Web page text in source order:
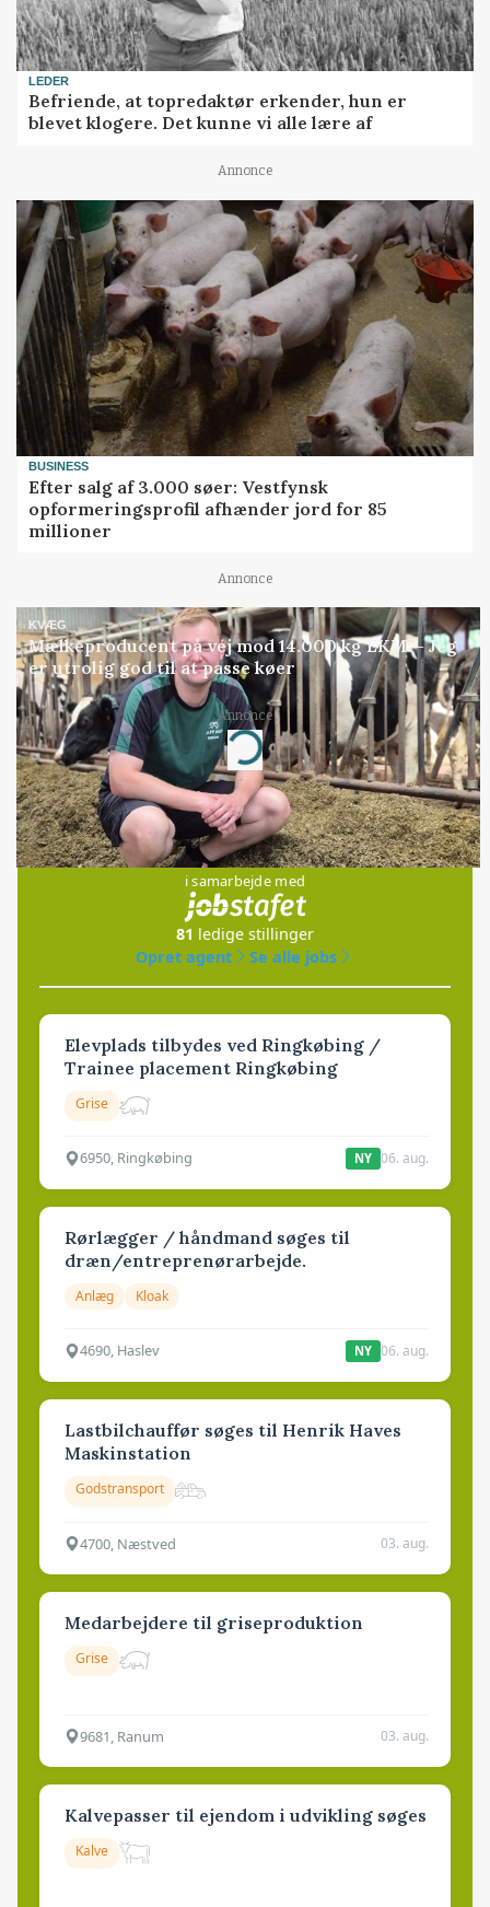
LEDER
Befriende, at topredaktør erkender, hun er
blevet klogere. Det kunne vi alle lære af
Annonce
BUSINESS
Efter salg af 3.000 søer: Vestfynsk
opformeringsprofil afhænder jord for 85
millioner
Annonce
KVÆG
Mælkeproducent på vej mod 14.000 kg EKM: - Jeg
er utrolig god til at passe køer
Annonce
Loading...
Jobs
i samarbejde med
81 ledige stillinger
Opret agent
Se alle jobs
Elevplads tilbydes ved Ringkøbing /
Trainee placement Ringkøbing
Grise
6950, Ringkøbing NY 06. aug.
Rørlægger / håndmand søges til
dræn/entreprenørarbejde.
Anlæg Kloak
4690, Haslev NY 06. aug.
Lastbilchauffør søges til Henrik Haves
Maskinstation
Godstransport
4700, Næstved 03. aug.
Medarbejdere til griseproduktion
Grise
9681, Ranum 03. aug.
Kalvepasser til ejendom i udvikling søges
Kalve